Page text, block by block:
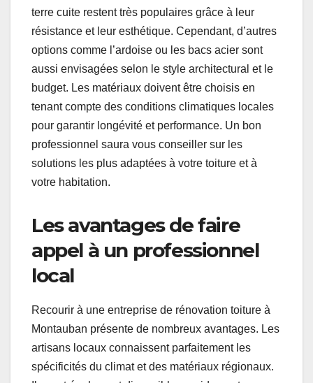
terre cuite restent très populaires grâce à leur
résistance et leur esthétique. Cependant, d’autres
options comme l’ardoise ou les bacs acier sont
aussi envisagées selon le style architectural et le
budget. Les matériaux doivent être choisis en
tenant compte des conditions climatiques locales
pour garantir longévité et performance. Un bon
professionnel saura vous conseiller sur les
solutions les plus adaptées à votre toiture et à
votre habitation.
Les avantages de faire
appel à un professionnel
local
Recourir à une entreprise de rénovation toiture à
Montauban présente de nombreux avantages. Les
artisans locaux connaissent parfaitement les
spécificités du climat et des matériaux régionaux.